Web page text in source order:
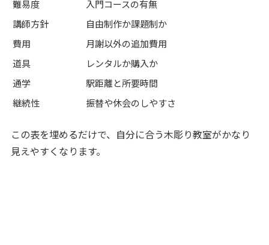
難易度
入門コースの有無
講師方針
自由制作か課題制か
費用
月謝以外の追加費用
道具
レンタルか購入か
通学
駅距離と所要時間
継続性
振替や休会のしやすさ
この表を埋めるだけで、自分に合う木彫り教室がかなり
見えやすくなります。